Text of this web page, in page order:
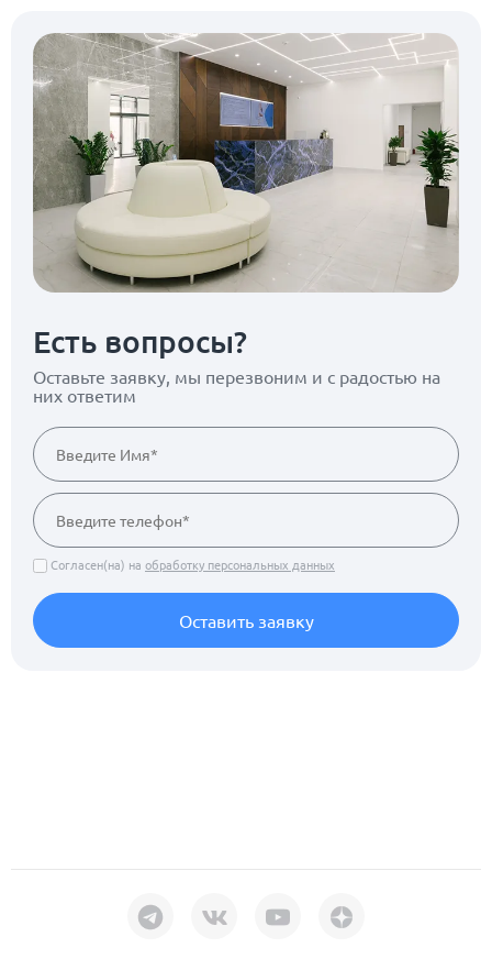
Есть вопросы?
Оставьте заявку, мы перезвоним и с радостью на
них ответим
Согласен(на) на обработку персональных данных
Оставить заявку